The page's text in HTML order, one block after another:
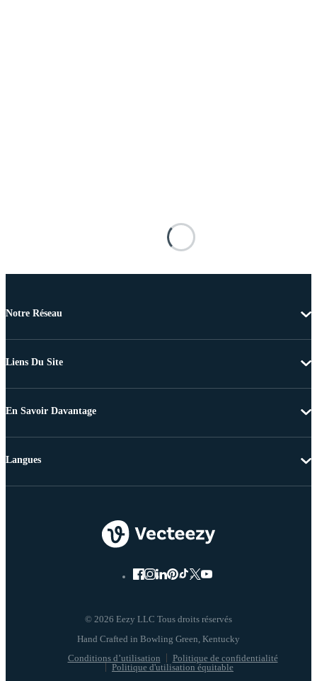
Notre Réseau
Liens Du Site
En Savoir Davantage
© 2026 Eezy LLC Tous droits réservés
Conditions d’utilisation
Politique de confidentialité
Politique d'utilisation équitable
Langues